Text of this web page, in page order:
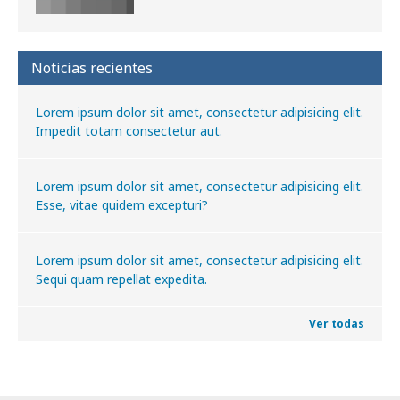
Noticias recientes
Lorem ipsum dolor sit amet, consectetur adipisicing elit.
Impedit totam consectetur aut.
Lorem ipsum dolor sit amet, consectetur adipisicing elit.
Esse, vitae quidem excepturi?
Lorem ipsum dolor sit amet, consectetur adipisicing elit.
Sequi quam repellat expedita.
Ver todas